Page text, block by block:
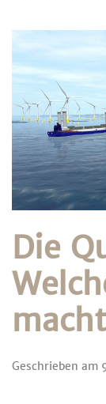
Die
Geschrieben am